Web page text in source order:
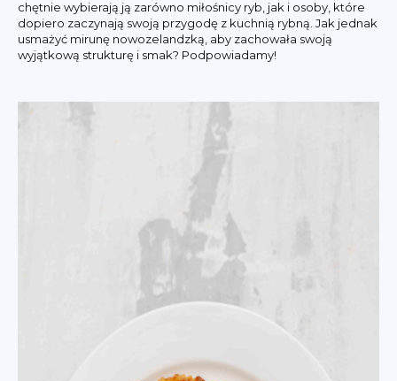
chętnie wybierają ją zarówno miłośnicy ryb, jak i osoby, które
dopiero zaczynają swoją przygodę z kuchnią rybną. Jak jednak
usmażyć mirunę nowozelandzką, aby zachowała swoją
wyjątkową strukturę i smak? Podpowiadamy!